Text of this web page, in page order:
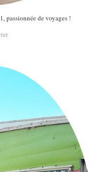
passionnée de voyages !